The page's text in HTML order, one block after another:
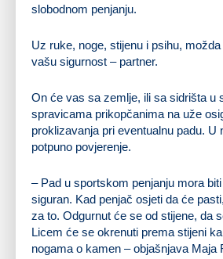
slobodnom penjanju.
Uz ruke, noge, stijenu i psihu,
vašu sigurnost – partner.
On će vas sa zemlje, ili sa sidrišta u
spravicama prikopčanima na uže
proklizavanja pri eventualnu padu. U
potpuno povjerenje.
– Pad u sportskom penjanju mora
siguran. Kad penjač osjeti da će
za to. Odgurnut će se od stijene, da
Licem će se okrenuti prema stijeni
nogama o kamen – objašnjava Maja